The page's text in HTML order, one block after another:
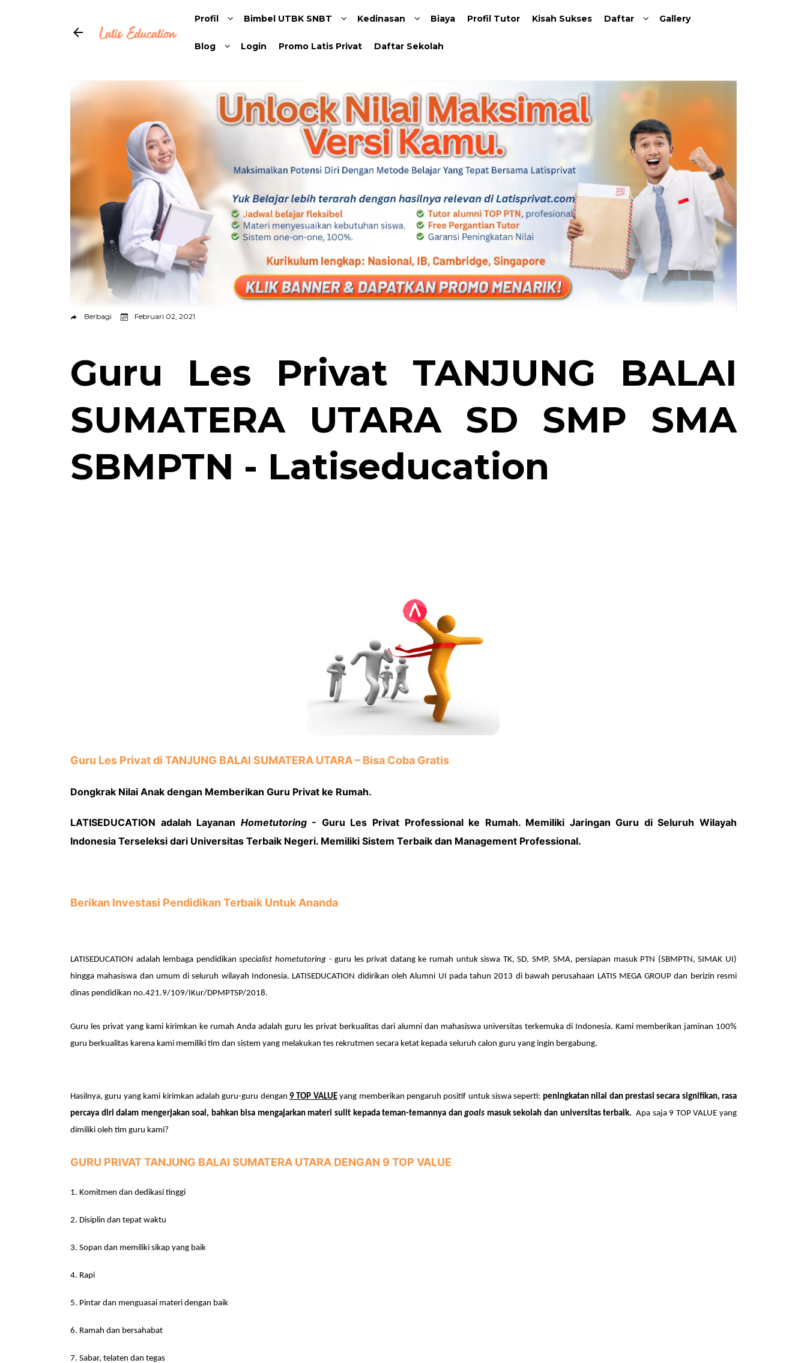
Langsung ke konten utama
Profil Bimbel UTBK SNBT Kedinasan Biaya Profil Tutor Kisah Sukses Daftar Gallery
Blog Login Promo Latis Privat Daftar Sekolah
Berbagi Februari 02, 2021
Guru Les Privat TANJUNG BALAI
SUMATERA UTARA SD SMP SMA
SBMPTN - Latiseducation
Guru Les Privat di TANJUNG BALAI SUMATERA UTARA– Bisa Coba Gratis
Dongkrak Nilai Anak dengan Memberikan Guru Privat ke Rumah.
LATISEDUCATION adalah Layanan Hometutoring- Guru Les Privat Professional ke Rumah. Memiliki Jaringan Guru di Seluruh Wilayah
Indonesia Terseleksi dari Universitas Terbaik Negeri. Memiliki Sistem Terbaik dan Management Professional.
Berikan Investasi Pendidikan Terbaik Untuk Ananda
LATISEDUCATION adalah lembaga pendidikanspecialist hometutoring- guru les privat datang ke rumah untuk siswa TK, SD, SMP, SMA, persiapan masuk PTN (SBMPTN, SIMAK UI )
hingga mahasiswa dan umum di seluruh wilayah Indonesia. LATISEDUCATION didirikan oleh Alumni UI pada tahun 2013 di bawah perusahaan LATIS MEGA GROUP dan berizin resmi
dinas pendidikan no.421.9/109/IKur/DPMPTSP/2018.
Guru les privat yang kami kirimkan ke rumah Anda adalah guru les privat berkualitas dari alumni dan mahasiswa universitas terkemuka di Indonesia. Kami memberikan jaminan 100%
guru berkualitas karena kami memiliki tim dan sistem yang melakukan tes rekrutmen secara ketat kepada seluruh calon guru yang ingin bergabung.
Hasilnya, guru yang kami kirimkan adalah guru-guru dengan 9 TOP VALUEyang memberikan pengaruh positif untuk siswa seperti: peningkatan nilai dan prestasi secara signifikan, rasa
percaya diri dalam mengerjakan soal, bahkan bisa mengajarkan materi sulit kepada teman-temannya dangoals masuk sekolah dan universitas terbaik. Apa saja 9 TOP VALUE yang
dimiliki oleh tim guru kami?
GURU PRIVAT TANJUNG BALAI SUMATERA UTARA DENGAN 9 TOP VALUE
1. Komitmen dan dedikasi tinggi
2. Disiplin dan tepat waktu
3. Sopan dan memiliki sikap yang baik
4. Rapi
5. Pintar dan menguasai materi dengan baik
6. Ramah dan bersahabat
7. Sabar, telaten dan tegas